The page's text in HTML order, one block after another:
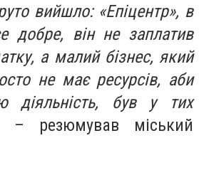
вийшло: «Епіцентр», в
добре, він не заплатив
а малий бізнес, який
не має ресурсів, аби
діяльність, був у тих
– резюмував міський